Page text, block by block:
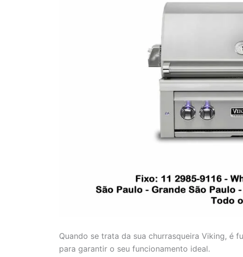
Quando se trata da sua churrasqueira Viking, é
para garantir o seu funcionamento ideal.